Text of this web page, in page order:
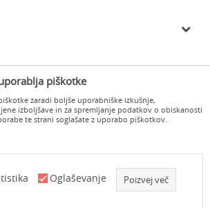
vračilo
, IzdelavaNB SOFT. Vse pravice pridržane.
piškotke
zaradi boljše uporabniške izkušnje,
izboljšave in za spremljanje podatkov o obiskanosti
te strani soglašate z uporabo piškotkov.
Oglaševanje Poizvej več